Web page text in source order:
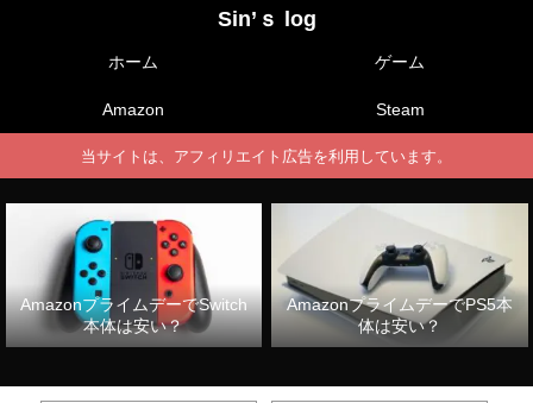
Sin’ｓ log
ホーム ゲーム
Amazon Steam
当サイトは、アフィリエイト広告を利用しています。
AmazonプライムデーでSwitch
本体は安い？
AmazonプライムデーでPS5本
体は安い？